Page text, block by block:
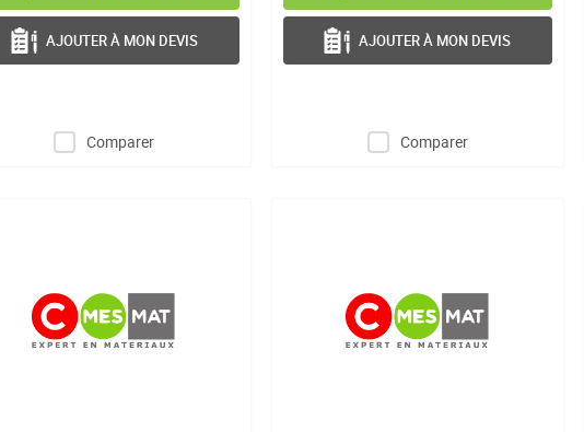
Comparer
AJOUTER À MON DEVIS
Comparer
AJOUTER À MON DEVIS